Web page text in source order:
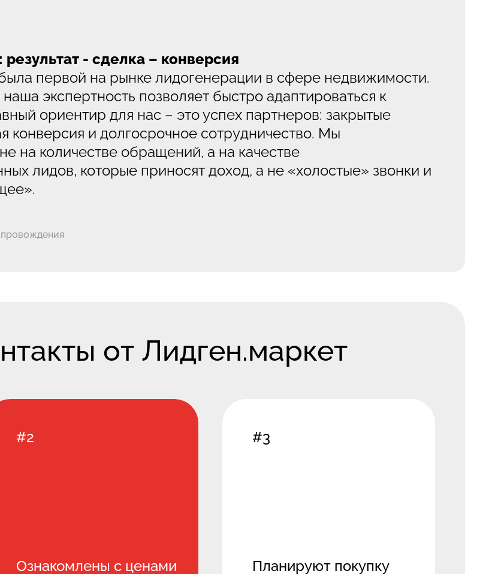
- сделка – конверсия
первой на рынке лидогенерации в сфере недвижимости.
экспертность позволяет быстро адаптироваться к
ориентир для нас – это успех партнеров: закрытые
конверсия и долгосрочное сотрудничество. Мы
на количестве обращений, а на качестве
лидов, которые приносят доход, а не «холостые» звонки и
от Лидген.маркет
#2
Ознакомлены с ценами
#3
Планируют покупку